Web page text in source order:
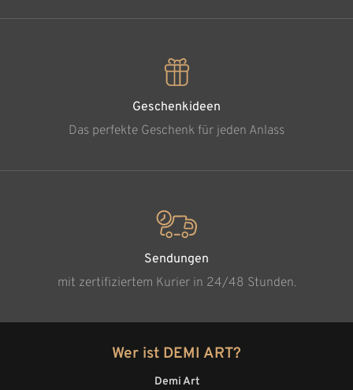
Geschenkideen
Das perfekte Geschenk für jeden Anlass
Sendungen
mit zertifiziertem Kurier in 24/48 Stunden.
Wer ist DEMI ART?
Demi Art